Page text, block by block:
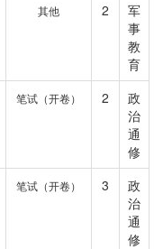
其他 2
军
事
教
育
笔试（开卷） 2
政
治
通
修
笔试（开卷） 3
政
治
通
修